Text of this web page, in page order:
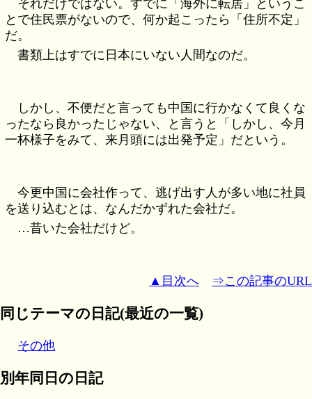
それだけではない。すでに「海外に転居」というこ
とで住民票がないので、何か起こったら「住所不定」
だ。
書類上はすでに日本にいない人間なのだ。
しかし、不便だと言っても中国に行かなくて良くな
ったなら良かったじゃない、と言うと「しかし、今月
一杯様子をみて、来月頭には出発予定」だという。
今更中国に会社作って、逃げ出す人が多い地に社員
を送り込むとは、なんだかずれた会社だ。
…昔いた会社だけど。
▲目次へ ⇒この記事のURL
同じテーマの日記(最近の一覧)
その他
別年同日の日記